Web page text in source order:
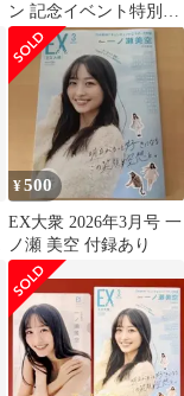
ン 記念イベント特別バ
ージョン ソフビ
¥500
EX大衆 2026年3月号 一
ノ瀬 美空 付録あり